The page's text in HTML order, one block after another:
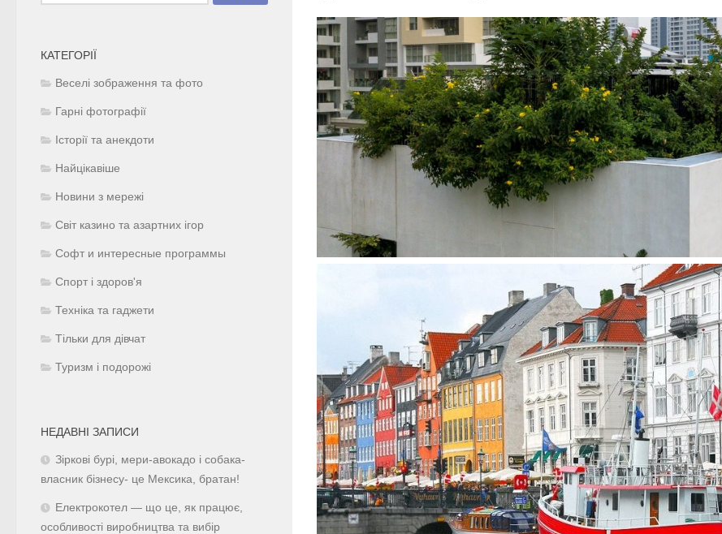
КАТЕГОРІЇ
Веселі зображення та фото
Гарні фотографії
Історії та анекдоти
Найцікавіше
Новини з мережі
Світ казино та азартних ігор
Софт и интересные программы
Спорт і здоров'я
Техніка та гаджети
Тільки для дівчат
Туризм і подорожі
НЕДАВНІ ЗАПИСИ
Зіркові бурі, мери-авокадо і собака-
власник бізнесу- це Мексика, братан!
Електрокотел — що це, як працює,
особливості виробництва та вибір